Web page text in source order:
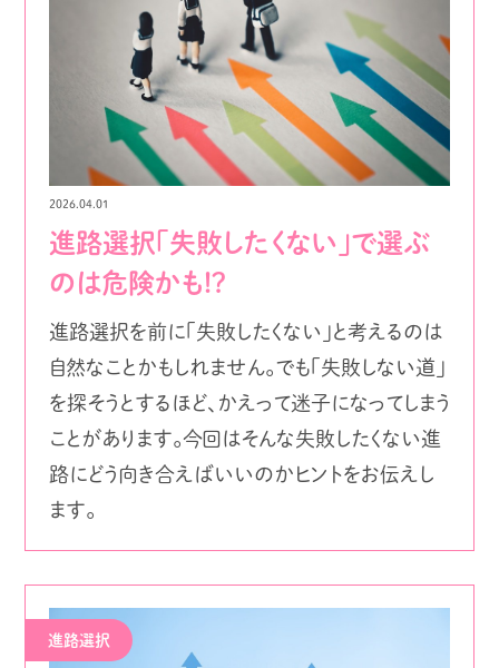
2026.04.01
進路選択「失敗したくない」で選ぶ
のは危険かも!?
進路選択を前に「失敗したくない」と考えるのは
自然なことかもしれません。でも「失敗しない道」
を探そうとするほど、かえって迷子になってしまう
ことがあります。今回はそんな失敗したくない進
路にどう向き合えばいいのかヒントをお伝えし
ます。
進路選択